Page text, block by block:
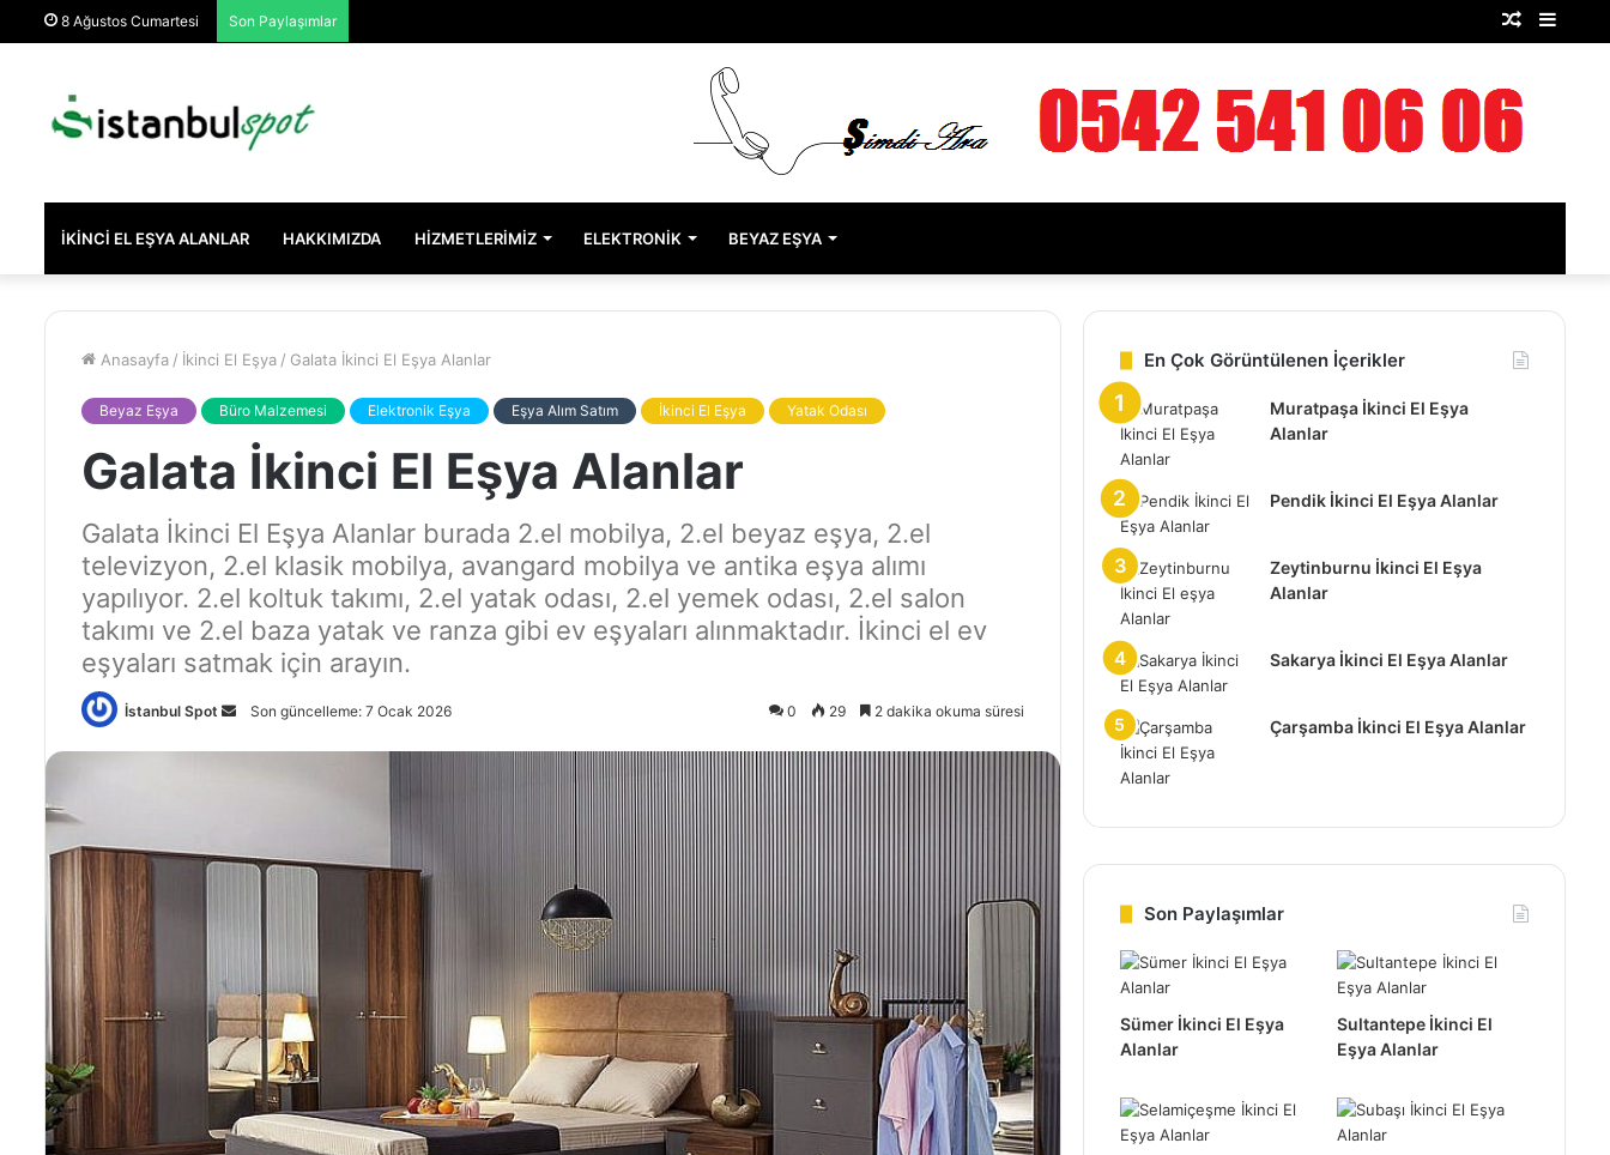
8 Ağustos Cumartesi Son Paylaşımlar
Rastgele
İKINCI EL EŞYA ALANLAR HAKKIMIZDA HIZMETLERIMIZ ELEKTRONIK BEYAZ EŞYA
Anasayfa / İkinci El Eşya / Galata İkinci El Eşya Alanlar
Beyaz Eşya Büro Malzemesi Elektronik Eşya Eşya Alım Satım İkinci El Eşya Yatak Odası
Galata İkinci El Eşya Alanlar
Galata İkinci El Eşya Alanlar burada 2.el mobilya, 2.el beyaz eşya, 2.el
televizyon, 2.el klasik mobilya, avangard mobilya ve antika eşya alımı
yapılıyor. 2.el koltuk takımı, 2.el yatak odası, 2.el yemek odası, 2.el salon
takımı ve 2.el baza yatak ve ranza gibi ev eşyaları alınmaktadır. İkinci el ev
eşyaları satmak için arayın.
İstanbul Spot
p
g
ö
n
d
e
r
Son güncelleme: 7 Ocak 2026 0 29 2 dakika okuma süresi
En Çok Görüntülenen İçerikler
Muratpaşa İkinci El Eşya
Alanlar
Pendik İkinci El Eşya Alanlar
Zeytinburnu İkinci El Eşya
Alanlar
Sakarya İkinci El Eşya Alanlar
Çarşamba İkinci El Eşya Alanlar
Son Paylaşımlar
Sümer İkinci El Eşya
Alanlar
Sultantepe İkinci El
Eşya Alanlar